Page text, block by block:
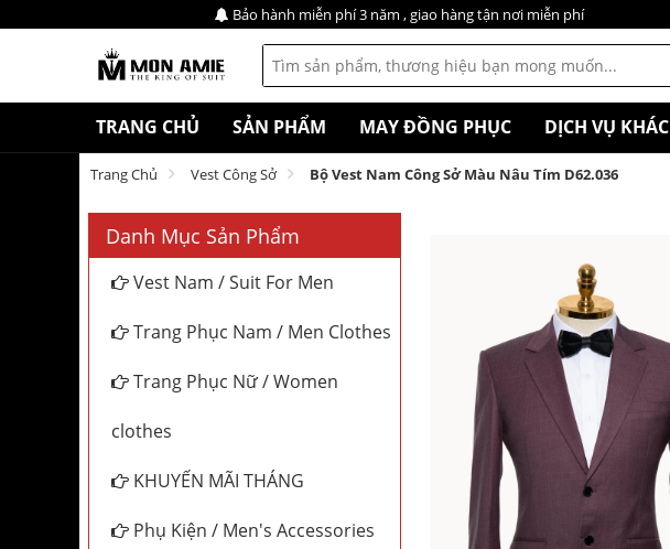
Bảo hành miễn phí 3 năm , giao hàng tận nơi miễn phí
TRANG CHỦ SẢN PHẨM MAY ĐỒNG PHỤC DỊCH VỤ KHÁC
Trang Chủ Vest Công Sở Bộ Vest Nam Công Sở Màu Nâu Tím D62.036
Danh Mục Sản Phẩm
Vest Nam / Suit For Men
Trang Phục Nam / Men Clothes
Trang Phục Nữ / Women
clothes
KHUYẾN MÃI THÁNG
Phụ Kiện / Men's Accessories